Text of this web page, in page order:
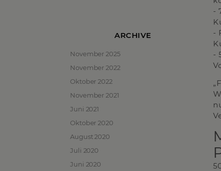
-
-
-
ARCHIVE
November 2025
November 2022
Oktober 2022
November 2021
Juni 2021
Oktober 2020
August 2020
Juli 2020
Juni 2020